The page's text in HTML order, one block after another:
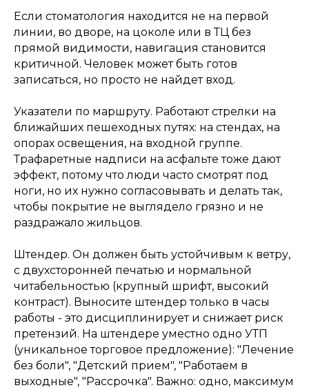
Если стоматология находится не на первой
линии, во дворе, на цоколе или в ТЦ без
прямой видимости, навигация становится
критичной. Человек может быть готов
записаться, но просто не найдет вход.
Указатели по маршруту. Работают стрелки на
ближайших пешеходных путях: на стендах, на
опорах освещения, на входной группе.
Трафаретные надписи на асфальте тоже дают
эффект, потому что люди часто смотрят под
ноги, но их нужно согласовывать и делать так,
чтобы покрытие не выглядело грязно и не
раздражало жильцов.
Штендер. Он должен быть устойчивым к ветру,
с двухсторонней печатью и нормальной
читабельностью (крупный шрифт, высокий
контраст). Выносите штендер только в часы
работы - это дисциплинирует и снижает риск
претензий. На штендере уместно одно УТП
(уникальное торговое предложение): "Лечение
без боли", "Детский прием", "Работаем в
выходные", "Рассрочка". Важно: одно, максимум